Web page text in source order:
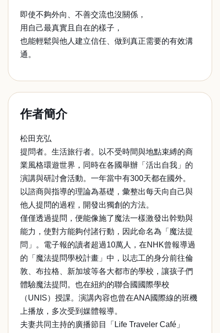
即使不夠外向、不善交流也沒關係，
用自己最真實且自在的樣子，
也能輕鬆與他人建立信任、做到真正需要的有效溝
通。
作者簡介
松田充弘
提問者。生活旅行者。以不受時間與地點束縛的商
業風格環遊世界，同時在各國舉辦「活出自我」的
演講與研討會活動。一年當中有300天都在國外。
以諮商與指導的理論為基礎，彙整出每天向自己與
他人提問的過程，開發出獨創的方法。
僅僅透過提問，便能像施了魔法一樣激發出幹勁與
能力，使對方能夠付諸行動，因此命名為「魔法提
問」。電子報的讀者超過10萬人，在NHK曾報導過
的「魔法提問學校計畫」中，以志工的身分前往倫
敦、布拉格、新加坡等各大都市的學校，讓孩子們
體驗魔法提問。也在紐約的聯合國國際學校
（UNIS）授課。演講內容也曾在ANA國際線的班機
上播放，多次受到媒體報導。
夫妻共同主持的廣播節目「Life Traveler Café」